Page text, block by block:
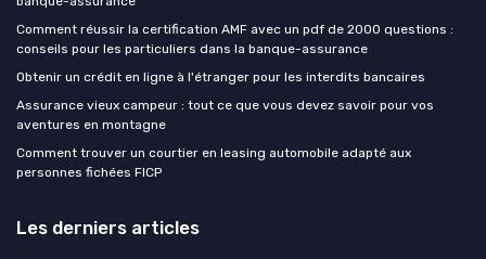
Comment réussir la certification AMF avec un pdf de 2000 questions :
conseils pour les particuliers dans la banque-assurance
Obtenir un crédit en ligne à l'étranger pour les interdits bancaires
Assurance vieux campeur : tout ce que vous devez savoir pour vos
aventures en montagne
Comment trouver un courtier en leasing automobile adapté aux
personnes fichées FICP
Les derniers articles